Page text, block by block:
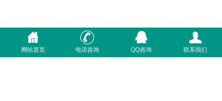
网站首页 电话咨询 QQ咨询 联系我们